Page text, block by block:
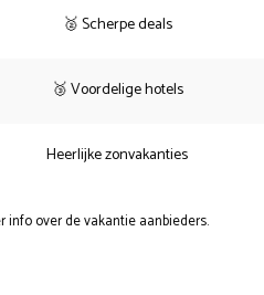
🥈 Scherpe deals
🥉 Voordelige hotels
Heerlijke zonvakanties
info over de vakantie aanbieders.